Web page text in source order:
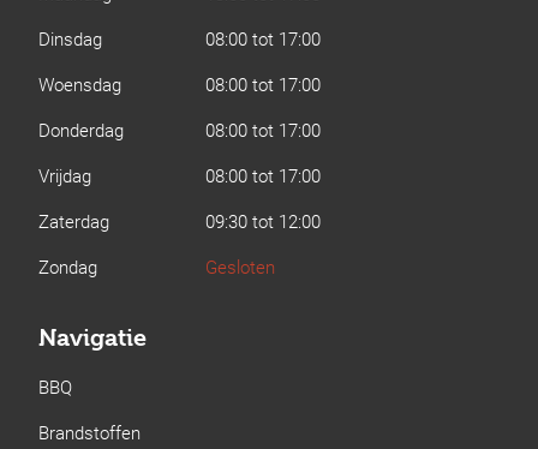
Dinsdag
08:00 tot 17:00
Woensdag
08:00 tot 17:00
Donderdag
08:00 tot 17:00
Vrijdag
08:00 tot 17:00
Zaterdag
09:30 tot 12:00
Zondag
Gesloten
Navigatie
BBQ
Brandstoffen